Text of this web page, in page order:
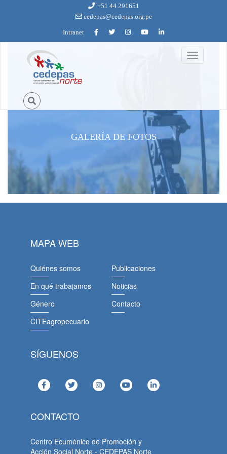
+51 44 291651
cedepas@cedepas.org.pe
Intranet
Toggle
navigation
GALERÍA DE FOTOS
MAPA WEB
Quiénes somos
En qué trabajamos
Género
CITEagropecuario
Publicaciones
Noticias
Contacto
SÍGUENOS
CONTACTO
Centro Ecuménico de Promoción y
Acción Social Norte - CEDEPAS Norte